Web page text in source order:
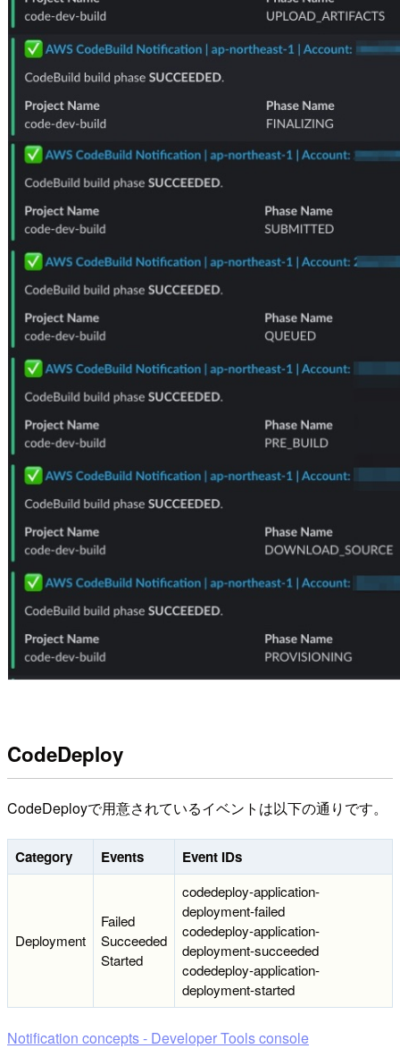
CodeDeploy
CodeDeployで用意されているイベントは以下の通りです。
Category Events Event IDs
Deployment
Failed
Succeeded
Started
codedeploy-application-
deployment-failed
codedeploy-application-
deployment-succeeded
codedeploy-application-
deployment-started
Notification concepts - Developer Tools console